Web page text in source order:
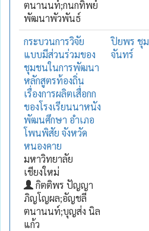
ตนานนท์;กนกทิพย์
พัฒนาพัวพันธ์
กระบวนการวิจัย
แบบมีส่วนร่วมของ
ชุมชนในการพัฒนา
หลักสูตรท้องถิ่น
เรื่องการผลิตเสื่อกก
ของโรงเรียนนาหนัง
พัฒนศึกษา อำเภอ
โพนพิสัย จังหวัด
หนองคาย
มหาวิทยาลัย
เชียงใหม่
กิตติพร ปัญญา
ภิญโญผล;อัญชลี
ตนานนท์;บุญส่ง นิล
แก้ว
ปิยพร ชุม
จันทร์